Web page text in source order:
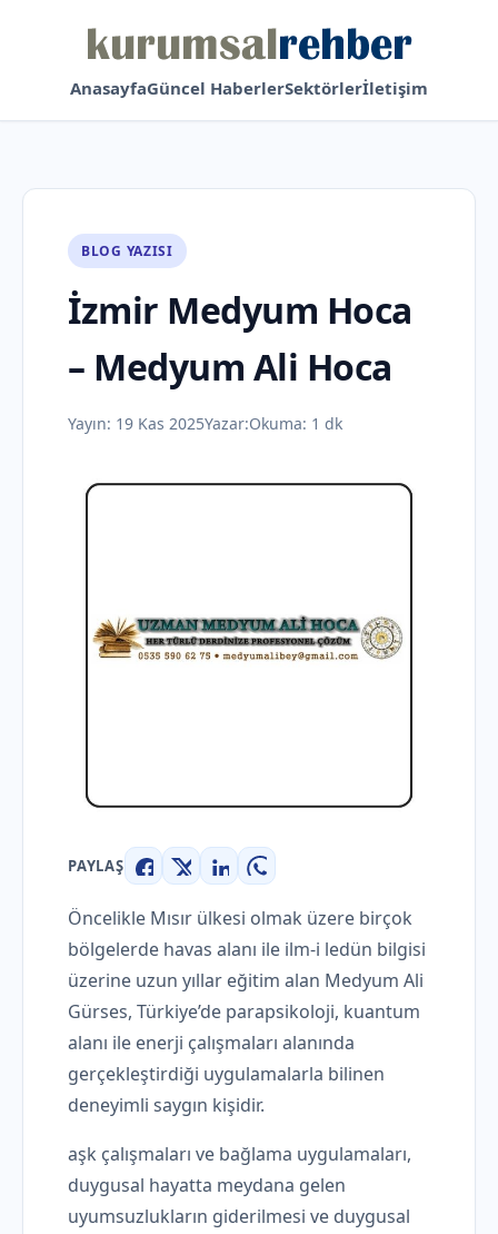
AnasayfaGüncel HaberlerSektörlerİletişim
BLOG YAZISI
İzmir Medyum Hoca
– Medyum Ali Hoca
Yayın: 19 Kas 2025Yazar:Okuma: 1 dk
PAYLAŞ
Facebook
X LinkedInWhatsApp
Öncelikle Mısır ülkesi olmak üzere birçok
bölgelerde havas alanı ile ilm-i ledün bilgisi
üzerine uzun yıllar eğitim alan Medyum Ali
Gürses, Türkiye’de parapsikoloji, kuantum
alanı ile enerji çalışmaları alanında
gerçekleştirdiği uygulamalarla bilinen
deneyimli saygın kişidir.
aşk çalışmaları ve bağlama uygulamaları,
duygusal hayatta meydana gelen
uyumsuzlukların giderilmesi ve duygusal